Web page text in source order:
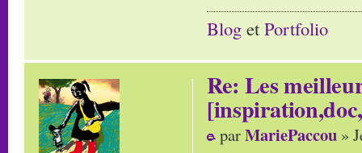
Blog et Portfolio
Re: Les
parMariePaccou »